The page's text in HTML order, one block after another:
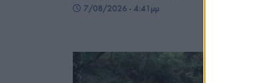
7/08/2026 - 4:41μμ